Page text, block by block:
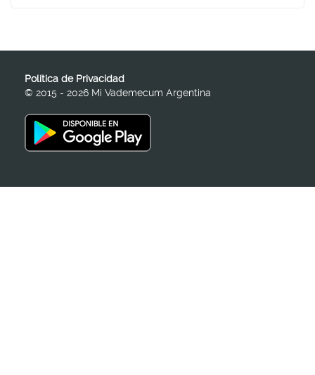
Política de Privacidad
© 2015 - 2026 Mi Vademecum Argentina